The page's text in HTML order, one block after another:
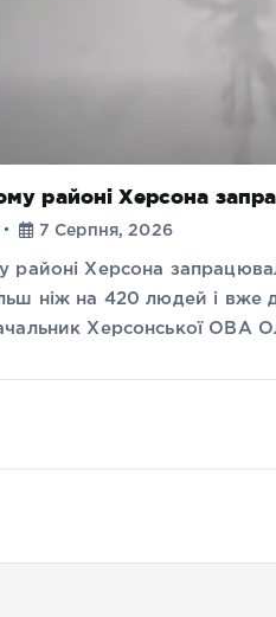
районі Херсона
7 Серпня, 2026
районі Херсона
ніж на 420 людей і вже
Херсонської ОВА